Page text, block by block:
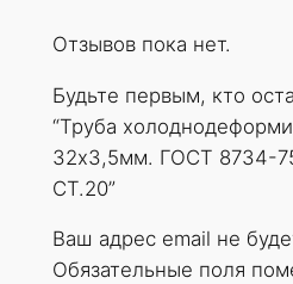
о
е
ф
о
р
м
и
Отзывов пока нет.
Будьте первым, кто
“Труба
32х3,5мм. ГОСТ 8734-
СТ.20”
Ваш адрес email не
Обязательные поля